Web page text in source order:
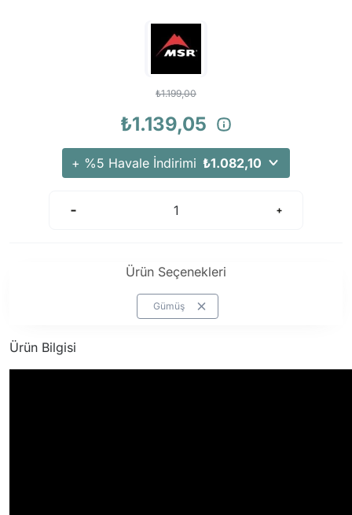
₺1.199,00
₺1.139,05
+ %5 Havale İndirimi ₺1.082,10
Ürün Seçenekleri
Gümüş
Ürün Bilgisi